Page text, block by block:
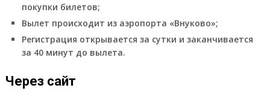
покупки билетов;
Вылет происходит из аэропорта «Внуково»;
Регистрация открывается за сутки и заканчивается
за 40 минут до вылета.
Через сайт